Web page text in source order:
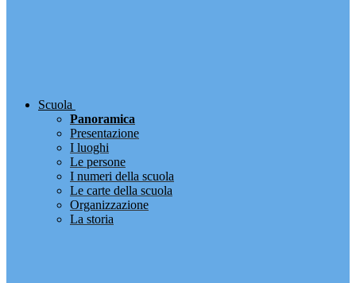
Scuola
Panoramica
Presentazione
I luoghi
Le persone
I numeri della scuola
Le carte della scuola
Organizzazione
La storia